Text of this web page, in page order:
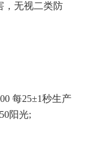
，无视二类防
每25±1秒生产
阳光;